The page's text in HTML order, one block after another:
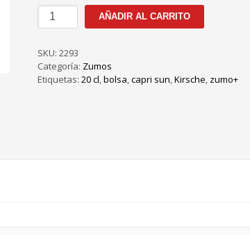
Capri
Sun
20
cl
bolsa
AÑADIR AL CARRITO
SKU: 2293
Categoría: Zumos
Etiquetas: 20 cl,bolsa,capri sun,Kirsche, zumo+